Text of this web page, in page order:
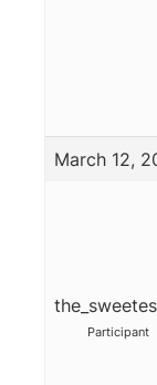
March 12,
Participant